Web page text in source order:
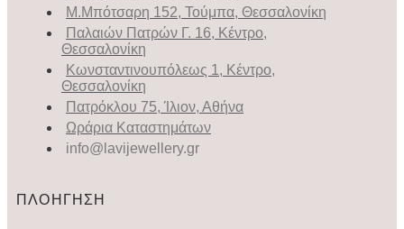
Μ.Μπότσαρη 152, Τούμπα, Θεσσαλονίκη
Παλαιών Πατρών Γ. 16, Κέντρο,
Θεσσαλονίκη
Κωνσταντινουπόλεως 1, Κέντρο,
Θεσσαλονίκη
Πατρόκλου 75, Ίλιον, Αθήνα
Ωράρια Καταστημάτων
info@lavijewellery.gr
ΠΛΟΗΓΗΣΗ